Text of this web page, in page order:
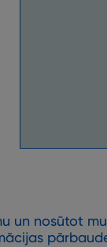
un nosūtot